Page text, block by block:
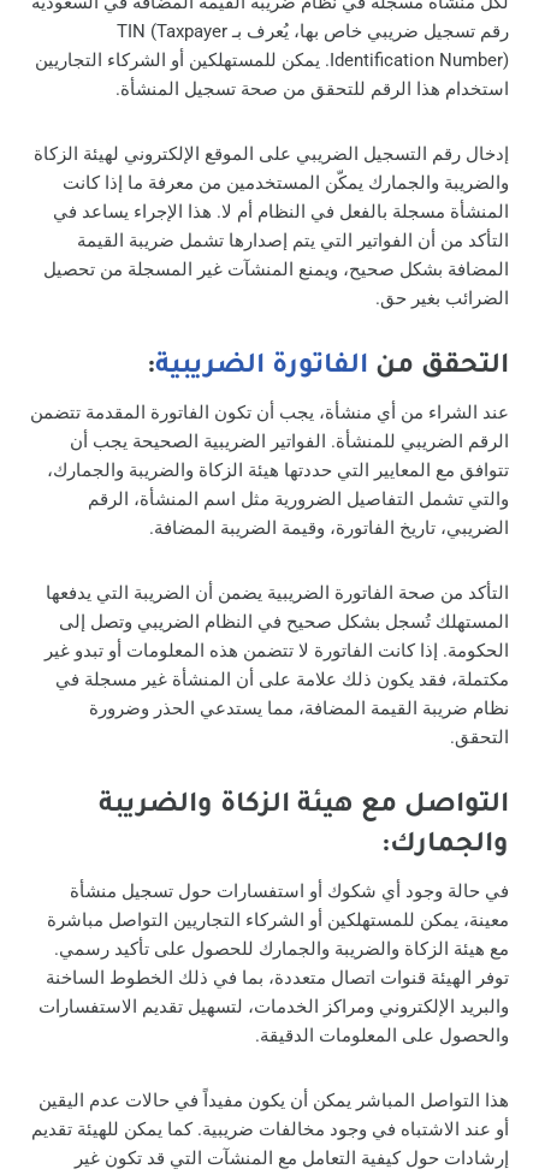
رقم تسجيل ضريبي خاص بها، يُعرف بـ TIN (Taxpayer
Identification Number). يمكن للمستهلكين أو الشركاء التجاريين
استخدام هذا الرقم للتحقق من صحة تسجيل المنشأة.
إدخال رقم التسجيل الضريبي على الموقع الإلكتروني لهيئة الزكاة
والضريبة والجمارك يمكّن المستخدمين من معرفة ما إذا كانت
المنشأة مسجلة بالفعل في النظام أم لا. هذا الإجراء يساعد في
التأكد من أن الفواتير التي يتم إصدارها تشمل ضريبة القيمة
المضافة بشكل صحيح، ويمنع المنشآت غير المسجلة من تحصيل
الضرائب بغير حق.
التحقق من الفاتورة الضريبية:
عند الشراء من أي منشأة، يجب أن تكون الفاتورة المقدمة تتضمن
الرقم الضريبي للمنشأة. الفواتير الضريبية الصحيحة يجب أن
تتوافق مع المعايير التي حددتها هيئة الزكاة والضريبة والجمارك،
والتي تشمل التفاصيل الضرورية مثل اسم المنشأة، الرقم
الضريبي، تاريخ الفاتورة، وقيمة الضريبة المضافة.
التأكد من صحة الفاتورة الضريبية يضمن أن الضريبة التي يدفعها
المستهلك تُسجل بشكل صحيح في النظام الضريبي وتصل إلى
الحكومة. إذا كانت الفاتورة لا تتضمن هذه المعلومات أو تبدو غير
مكتملة، فقد يكون ذلك علامة على أن المنشأة غير مسجلة في
نظام ضريبة القيمة المضافة، مما يستدعي الحذر وضرورة
التحقق.
التواصل مع هيئة الزكاة والضريبة
والجمارك:
في حالة وجود أي شكوك أو استفسارات حول تسجيل منشأة
معينة، يمكن للمستهلكين أو الشركاء التجاريين التواصل مباشرة
مع هيئة الزكاة والضريبة والجمارك للحصول على تأكيد رسمي.
توفر الهيئة قنوات اتصال متعددة، بما في ذلك الخطوط الساخنة
والبريد الإلكتروني ومراكز الخدمات، لتسهيل تقديم الاستفسارات
والحصول على المعلومات الدقيقة.
هذا التواصل المباشر يمكن أن يكون مفيداً في حالات عدم اليقين
أو عند الاشتباه في وجود مخالفات ضريبية. كما يمكن للهيئة تقديم
إرشادات حول كيفية التعامل مع المنشآت التي قد تكون غير